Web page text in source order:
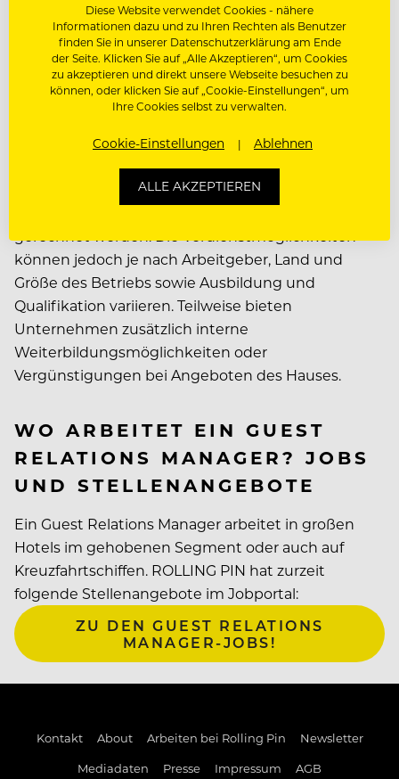
geraten dürfen.
WAS VERDIENT EIN GUEST
RELATIONS MANAGER?
VERDIENSTMÖGLICHKEITEN
Als Guest Relations Manager kann mit einem
können jedoch je nach Arbeitgeber, Land und
Größe des Betriebs sowie Ausbildung und
Qualifikation variieren. Teilweise bieten
Unternehmen zusätzlich interne
Weiterbildungsmöglichkeiten oder
Vergünstigungen bei Angeboten des Hauses.
WO ARBEITET EIN GUEST
RELATIONS MANAGER? JOBS
UND STELLENANGEBOTE
Ein Guest Relations Manager arbeitet in großen
Hotels im gehobenen Segment oder auch auf
Kreuzfahrtschiffen. ROLLING PIN hat zurzeit
folgende Stellenangebote im Jobportal:
ZU DEN GUEST RELATIONS
MANAGER-JOBS!
Kontakt About Arbeiten bei Rolling Pin
Newsletter
Mediadaten
Presse Impressum
AGB
Diese Website verwendet Cookies - nähere
Informationen dazu und zu Ihren Rechten als Benutzer
finden Sie in unserer Datenschutzerklärung am Ende
der Seite. Klicken Sie auf „Alle Akzeptieren“, um Cookies
zu akzeptieren und direkt unsere Webseite besuchen zu
können, oder klicken Sie auf „Cookie-Einstellungen“, um
Ihre Cookies selbst zu verwalten.
Cookie-Einstellungen Ablehnen
ALLE AKZEPTIEREN